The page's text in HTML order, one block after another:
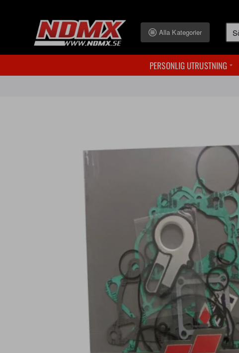
Alla Kategorier
Sök
PERSONLIG UTRUSTNING